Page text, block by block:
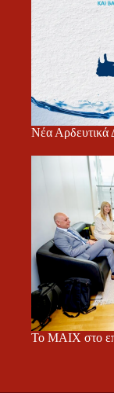
Νέα Αρδευτικά
Το ΜΑΙΧ στο